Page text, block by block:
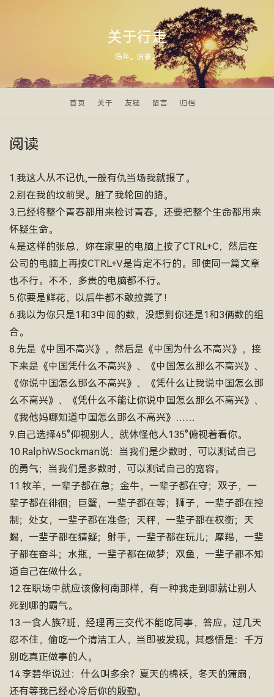
关于行走
陈年。旧事。
首页 关于 友链 留言 归档
阅读
1.我这人从不记仇,一般有仇当场我就报了。
2.别在我的坟前哭。脏了我轮回的路。
3.已经将整个青春都用来检讨青春，还要把整个生命都用来
怀疑生命。
4.是这样的张总，妳在家里的电脑上按了CTRL+C，然后在
公司的电脑上再按CTRL+V是肯定不行的。即使同一篇文章
也不行。不不，多贵的电脑都不行。
5.你要是鲜花，以后牛都不敢拉粪了！
6.我以为你只是1和3中间的数，没想到你还是1和3俩数的组
合。
8.先是《中国不高兴》，然后是《中国为什么不高兴》，接
下来是《中国凭什么不高兴》、《中国怎么那么不高兴》、
《你说中国怎么那么不高兴》、《凭什么让我说中国怎么那
么不高兴》、《凭什么不能让你说中国怎么那么不高兴》、
《我他妈哪知道中国怎么那么不高兴》……
9.自己选择45°仰视别人，就休怪他人135°俯视着看你。
10.RalphW.Sockman说：当我们是少数时，可以测试自己
的勇气；当我们是多数时，可以测试自己的宽容。
11.牧羊，一辈子都在急；金牛，一辈子都在守；双子，一
辈子都在徘徊；巨蟹，一辈子都在等；狮子，一辈子都在控
制；处女，一辈子都在准备；天秤，一辈子都在权衡；天
蝎，一辈子都在猜疑；射手，一辈子都在玩儿；摩羯，一辈
子都在奋斗；水瓶，一辈子都在做梦；双鱼，一辈子都不知
道自己在做什么。
12.在职场中就应该像柯南那样，有一种我走到哪就让别人
死到哪的霸气。
13.一食人族?班，经理再三交代不能吃同事，答应。过几天
忍不住，偷吃一个清洁工人，当即被发现。其感悟是：千万
别吃真正做事的人。
14.李碧华说过：什么叫多余？夏天的棉袄，冬天的蒲扇，
还有等我已经心冷后你的殷勤。